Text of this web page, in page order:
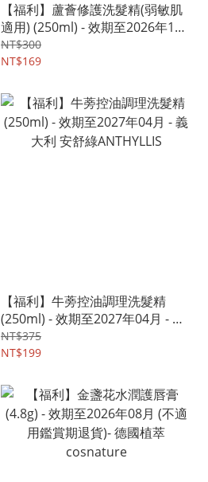
【福利】蘆薈修護洗髮精(弱敏肌
適用) (250ml) - 效期至2026年12
月起 - 麗柏有機neobio
NT$300
NT$169
【福利】牛蒡控油調理洗髮精
(250ml) - 效期至2027年04月 - 義
大利 安舒綠ANTHYLLIS
NT$375
NT$199